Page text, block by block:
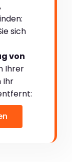
sich
von
Ihrer
Ihr